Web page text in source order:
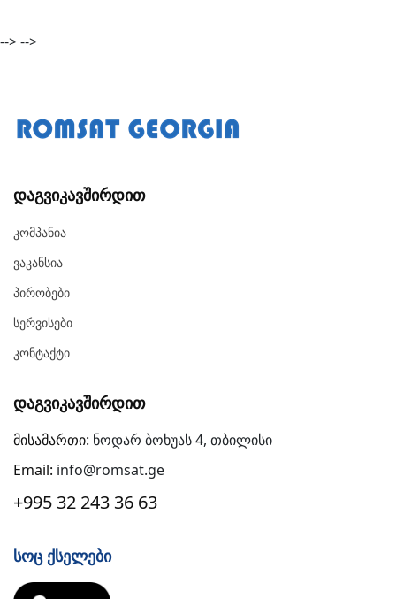
-->-->
Დაგვიკავშირდით
Კომპანია
Ვაკანსია
Პირობები
Სერვისები
Კონტაქტი
Დაგვიკავშირდით
მისამართი: ნოდარ ბოხუას 4, თბილისი
Email: info@romsat.ge
+995 32 243 36 63
Სოც Ქსელები